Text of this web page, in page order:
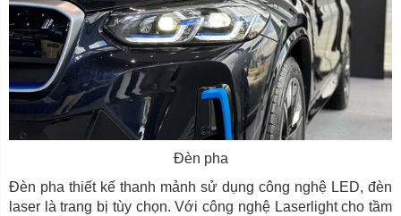
Đèn pha
Đèn pha thiết kế thanh mảnh sử dụng công nghệ LED, đèn
laser là trang bị tùy chọn. Với công nghệ Laserlight cho tầm